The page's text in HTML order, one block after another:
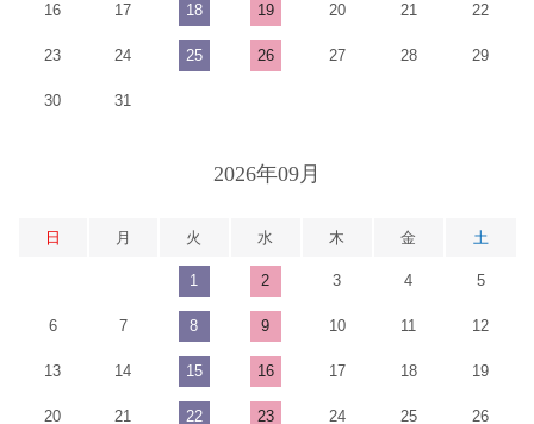
16 17 18 19 20 21 22
23 24 25 26 27 28 29
30 31
2026年09月
日 月 火 水 木 金 土
1 2 3 4 5
6 7 8 9 10 11 12
13 14 15 16 17 18 19
20 21 22 23 24 25 26